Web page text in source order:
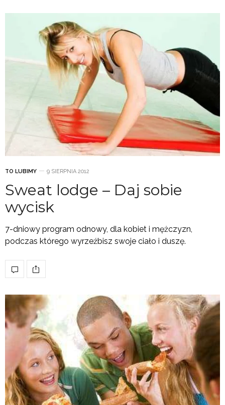
TO LUBIMY 9 SIERPNIA 2012
Sweat lodge – Daj sobie
wycisk
7-dniowy program odnowy, dla kobiet i mężczyzn,
podczas którego wyrzeźbisz swoje ciało i duszę.